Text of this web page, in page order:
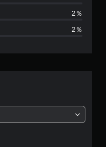
2
評
2％
2％